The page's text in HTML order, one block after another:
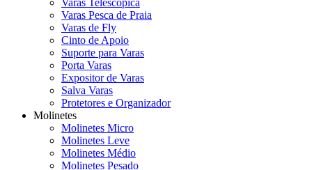
Varas Telescópica
Varas Pesca de Praia
Varas de Fly
Cinto de Apoio
Suporte para Varas
Porta Varas
Expositor de Varas
Salva Varas
Protetores e Organizador
Molinetes
Molinetes Micro
Molinetes Leve
Molinetes Médio
Molinetes Pesado